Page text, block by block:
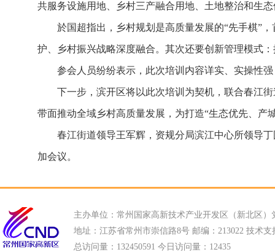
共服务设施用地、乡村三产融合用地、土地整治和生
於国超指出，乡村规划是高质量发展的“先手棋”
护、乡村振兴战略深度融合。其次还要创新管理模式
参会人员纷纷表示，此次培训内容详实、实操性
下一步，滨开区将以此次培训为契机，联合春江
带面推动全域乡村高质量发展，为打造“生态优先、
春江街道领导王军辉，资规分局滨江中心所领导
加会议。
主办单位：常州国家高新技术产业开发区（新北区）
地址：江苏省常州市崇信路8号 邮编：213022 技术支
总访问量： 132450591 今日访问量： 12435